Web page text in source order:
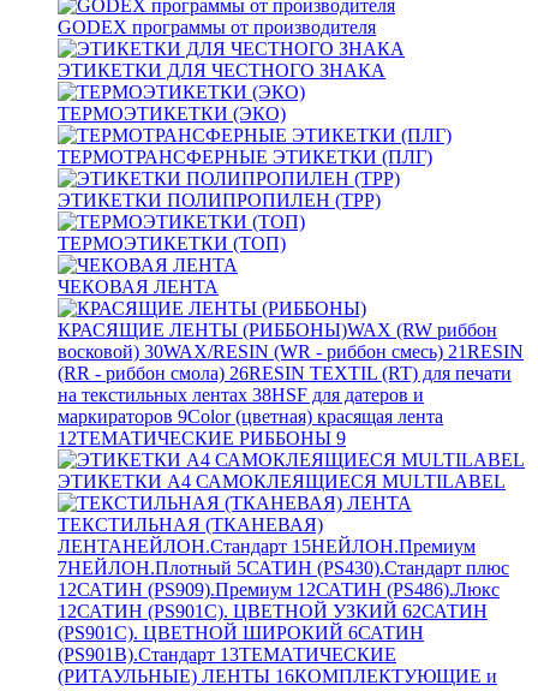
GODEX программы от производителя
ЭТИКЕТКИ ДЛЯ ЧЕСТНОГО ЗНАКА
ТЕРМОЭТИКЕТКИ (ЭКО)
ТЕРМОТРАНСФЕРНЫЕ ЭТИКЕТКИ (ПЛГ)
ЭТИКЕТКИ ПОЛИПРОПИЛЕН (TPP)
ТЕРМОЭТИКЕТКИ (ТОП)
ЧЕКОВАЯ ЛЕНТА
КРАСЯЩИЕ ЛЕНТЫ (РИББОНЫ)WAX (RW риббон
восковой) 30WAX/RESIN (WR - риббон смесь) 21RESIN
(RR - риббон смола) 26RESIN TEXTIL (RT) для печати
на текстильных лентах 38HSF для датеров и
маркираторов 9Color (цветная) красящая лента
12ТЕМАТИЧЕСКИЕ РИББОНЫ 9
ЭТИКЕТКИ А4 САМОКЛЕЯЩИЕСЯ MULTILABEL
ТЕКСТИЛЬНАЯ (ТКАНЕВАЯ)
ЛЕНТАНЕЙЛОН.Стандарт 15НЕЙЛОН.Премиум
7НЕЙЛОН.Плотный 5САТИН (PS430).Стандарт плюс
12САТИН (PS909).Премиум 12САТИН (PS486).Люкс
12САТИН (PS901C). ЦВЕТНОЙ УЗКИЙ 62САТИН
(PS901C). ЦВЕТНОЙ ШИРОКИЙ 6САТИН
(PS901B).Стандарт 13ТЕМАТИЧЕСКИЕ
(РИТАУЛЬНЫЕ) ЛЕНТЫ 16КОМПЛЕКТУЮЩИЕ и